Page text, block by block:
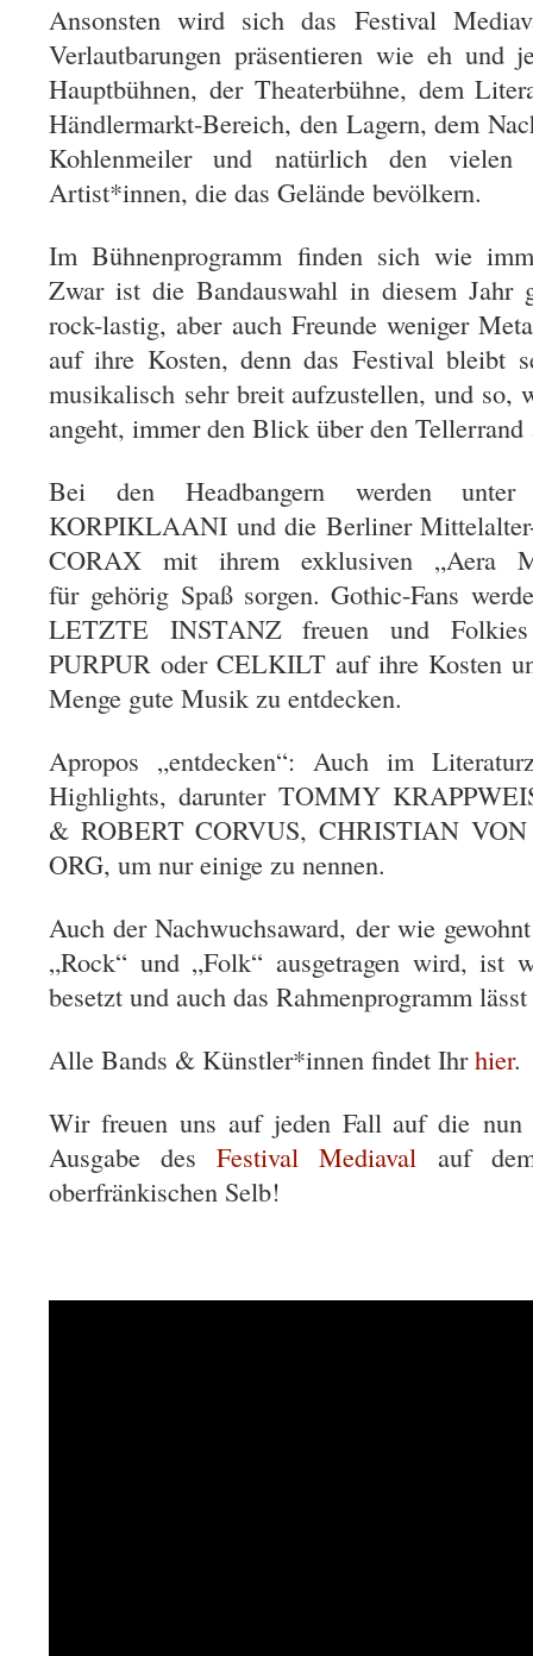
Ansonsten wird sich das Festival
Verlautbarungen präsentieren wie eh und
Hauptbühnen, der Theaterbühne, dem
Händlermarkt-Bereich, den Lagern, dem
Kohlenmeiler und natürlich den vielen
Artist*innen, die das Gelände bevölkern.
Im Bühnenprogramm finden sich wie
Zwar ist die Bandauswahl in diesem Jahr
rock-lastig, aber auch Freunde weniger
auf ihre Kosten, denn das Festival bleibt
musikalisch sehr breit aufzustellen, und so,
angeht, immer den Blick über den Tellerrand
Bei den Headbangern werden unter
KORPIKLAANI und die Berliner
CORAX mit ihrem exklusiven „Aera
für gehörig Spaß sorgen. Gothic-Fans
LETZTE INSTANZ freuen und
PURPUR oder CELKILT auf ihre Kosten
Menge gute Musik zu entdecken.
Apropos „entdecken“: Auch im
Highlights, darunter TOMMY
& ROBERT CORVUS, CHRISTIAN
ORG, um nur einige zu nennen.
Auch der Nachwuchsaward, der wie
„Rock“ und „Folk“ ausgetragen wird, ist
besetzt und auch das Rahmenprogramm
Alle Bands & Künstler*innen findet Ihrhier.
Wir freuen uns auf jeden Fall auf die nun
Ausgabe desFestival Mediaval auf
oberfränkischen Selb!